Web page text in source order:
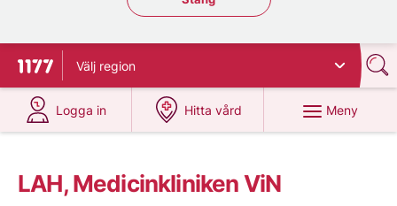
Till startsidan för 1177
Välj region
Logga in
på 1177.se
Hitta vård
på 1177.se
Meny
LAH, Medicinkliniken ViN